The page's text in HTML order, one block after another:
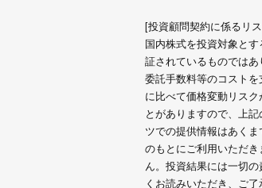
[投資顧問契約に係るリ
国内株式を投資対象と
証されているものでは
委託手数料等のコスト
に比べて価格変動リス
とがありますので、上
ツでの提供情報はあく
のもとにご利用いただ
ん。投資結果には一切
くお読みいただき、ご